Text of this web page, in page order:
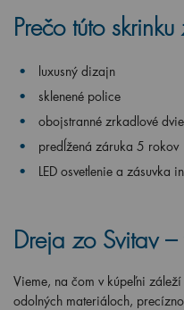
Prečo túto
luxusný dizajn
sklenené police
obojstranné zrkadlové
predĺžená záruka 5 rokov
LED osvetlenie a zásuvka
Dreja zo Svitav
Vieme, na čom v kúpeľni
odolných materiáloch,